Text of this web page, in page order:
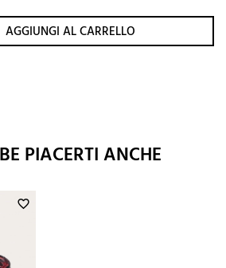
AGGIUNGI AL CARRELLO
PIACERTI ANCHE
favorite_border